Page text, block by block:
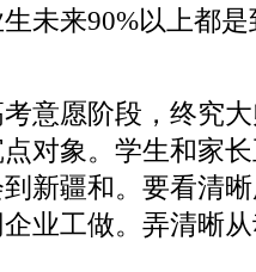
未来90%以上都
愿阶段，终究大
对象。学生和家
新疆和。要看清
业工做。弄清晰